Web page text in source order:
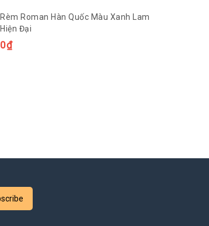
Rèm Roman Hàn Quốc Màu Xanh Lam
Hiện Đại
0₫